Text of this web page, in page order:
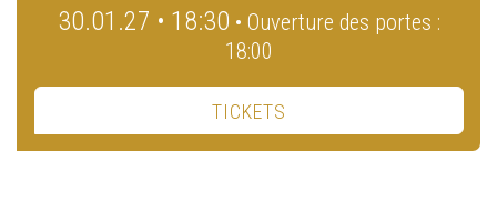
30.01.27 • 18:30 • Ouverture des portes :
18:00
TICKETS